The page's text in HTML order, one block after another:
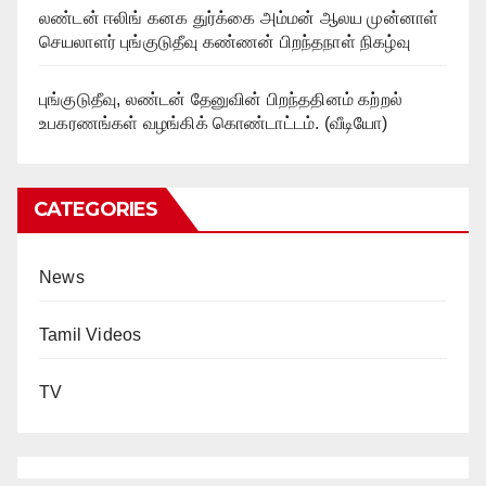
லண்டன் ஈலிங் கனக துர்க்கை அம்மன் ஆலய முன்னாள்
செயலாளர் புங்குடுதீவு கண்ணன் பிறந்தநாள் நிகழ்வு
புங்குடுதீவு, லண்டன் தேனுவின் பிறந்ததினம் கற்றல்
உபகரணங்கள் வழங்கிக் கொண்டாட்டம். (வீடியோ)
CATEGORIES
News
Tamil Videos
TV